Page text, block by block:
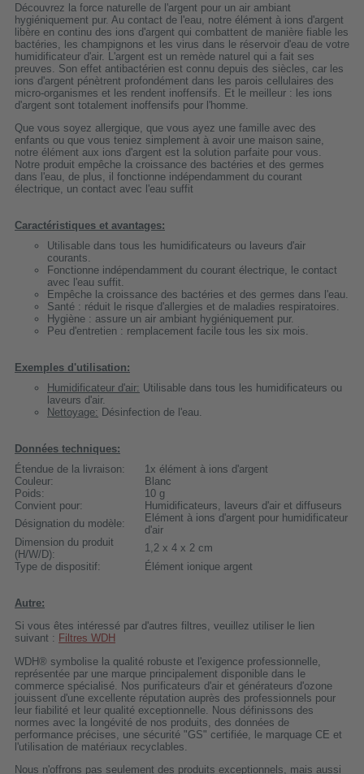
Découvrez la force naturelle de l'argent pour un air ambiant
hygiéniquement pur. Au contact de l'eau, notre élément à ions d'argent
libère en continu des ions d'argent qui combattent de manière fiable les
bactéries, les champignons et les virus dans le réservoir d'eau de votre
humidificateur d'air. L'argent est un remède naturel qui a fait ses
preuves. Son effet antibactérien est connu depuis des siècles, car les
ions d'argent pénètrent profondément dans les parois cellulaires des
micro-organismes et les rendent inoffensifs. Et le meilleur : les ions
d'argent sont totalement inoffensifs pour l'homme.
Que vous soyez allergique, que vous ayez une famille avec des
enfants ou que vous teniez simplement à avoir une maison saine,
notre élément aux ions d'argent est la solution parfaite pour vous.
Notre produit empêche la croissance des bactéries et des germes
dans l'eau, de plus, il fonctionne indépendamment du courant
électrique, un contact avec l'eau suffit
Caractéristiques et avantages:
Utilisable dans tous les humidificateurs ou laveurs d'air
courants.
Fonctionne indépendamment du courant électrique, le contact
avec l'eau suffit.
Empêche la croissance des bactéries et des germes dans l'eau.
Santé : réduit le risque d'allergies et de maladies respiratoires.
Hygiène : assure un air ambiant hygiéniquement pur.
Peu d'entretien : remplacement facile tous les six mois.
Exemples d'utilisation:
Humidificateur d'air: Utilisable dans tous les humidificateurs ou
laveurs d'air.
Nettoyage: Désinfection de l'eau.
Données techniques:
Étendue de la livraison:
1x élément à ions d'argent
Couleur:
Blanc
Poids:
10 g
Convient pour:
Humidificateurs, laveurs d'air et diffuseurs
Désignation du modèle:
Elément à ions d'argent pour humidificateur
d'air
Dimension du produit
(H/W/D):
1,2 x 4 x 2 cm
Type de dispositif:
Élément ionique argent
Autre:
Si vous êtes intéressé par d'autres filtres, veuillez utiliser le lien
suivant : Filtres WDH
WDH® symbolise la qualité robuste et l'exigence professionnelle,
représentée par une marque principalement disponible dans le
commerce spécialisé. Nos purificateurs d'air et générateurs d'ozone
jouissent d'une excellente réputation auprès des professionnels pour
leur fiabilité et leur qualité exceptionnelle. Nous définissons des
normes avec la longévité de nos produits, des données de
performance précises, une sécurité "GS" certifiée, le marquage CE et
l'utilisation de matériaux recyclables.
Nous n'offrons pas seulement des produits exceptionnels, mais aussi